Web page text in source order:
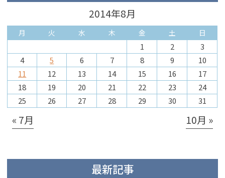
2014年8月
月 火 水 木 金 土 日
1 2
3
4
5 6 7 8 9
10
11
12 13 14 15 16
17
18
19 20 21 22 23
24
25
26 27 28 29 30 31
« 7月 10月 »
最新記事